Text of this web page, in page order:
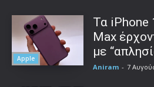
Apple
Τα iPhone
Max
με
Aniram - 7